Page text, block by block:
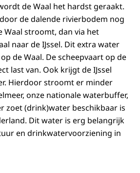
de Waal het hardst geraakt.
de dalende rivierbodem nog
Waal stroomt, dan via het
naar de IJssel. Dit extra water
de Waal. De scheepvaart op de
last van. Ook krijgt de IJssel
Hierdoor stroomt er minder
onze nationale waterbuffer,
zoet (drink)water beschikbaar is
Dit water is erg belangrijk
en drinkwatervoorziening in